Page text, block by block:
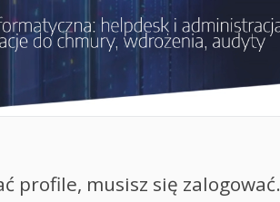
profile, musisz się zalogować.